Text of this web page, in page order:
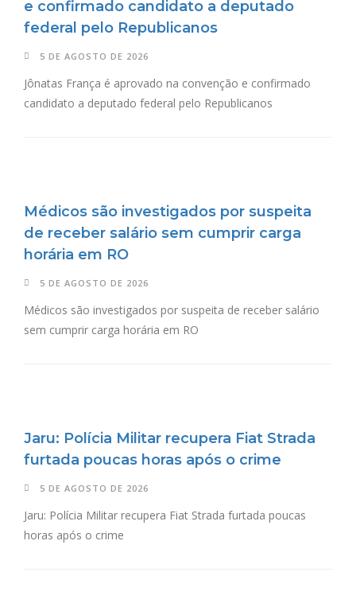
e confirmado candidato a deputado
federal pelo Republicanos
5 DE AGOSTO DE 2026
Jônatas França é aprovado na convenção e confirmado
candidato a deputado federal pelo Republicanos
Médicos são investigados por suspeita
de receber salário sem cumprir carga
horária em RO
5 DE AGOSTO DE 2026
Médicos são investigados por suspeita de receber salário
sem cumprir carga horária em RO
Jaru: Polícia Militar recupera Fiat Strada
furtada poucas horas após o crime
5 DE AGOSTO DE 2026
Jaru: Polícia Militar recupera Fiat Strada furtada poucas
horas após o crime